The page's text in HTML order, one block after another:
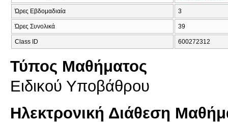
Ώρες Εβδομαδιαία 3
Ώρες Συνολικά 39
Class ID 600272312
Τύπος Μαθήματος
Ειδικού Υποβάθρου
Ηλεκτρονική Διάθεση